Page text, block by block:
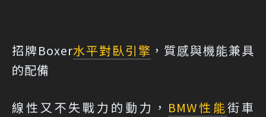
招牌Boxer水平對臥引擎 ，質感與機能兼具
的配備
線性又不失戰力的動力， BMW性能街車